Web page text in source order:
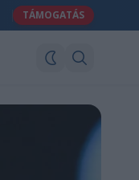
TÁMOGATÁS